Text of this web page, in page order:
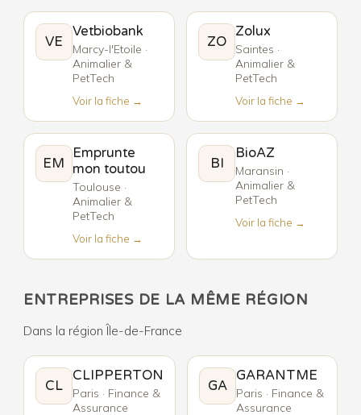
VE
Vetbiobank
Marcy-l'Etoile ·
Animalier &
PetTech
Voir la fiche →
ZO
Zolux
Saintes ·
Animalier &
PetTech
Voir la fiche →
EM
Emprunte
mon toutou
Toulouse ·
Animalier &
PetTech
Voir la fiche →
BI
BioAZ
Maransin ·
Animalier &
PetTech
Voir la fiche →
ENTREPRISES DE LA MÊME RÉGION
Dans la région Île-de-France
CL
CLIPPERTON
Paris · Finance &
Assurance
GA
GARANTME
Paris · Finance &
Assurance